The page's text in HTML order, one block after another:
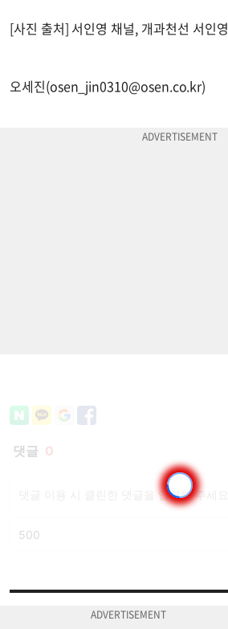
[사진 출처] 서인영 채널, 개과천선 서인영
오세진(osen_jin0310@osen.co.kr)